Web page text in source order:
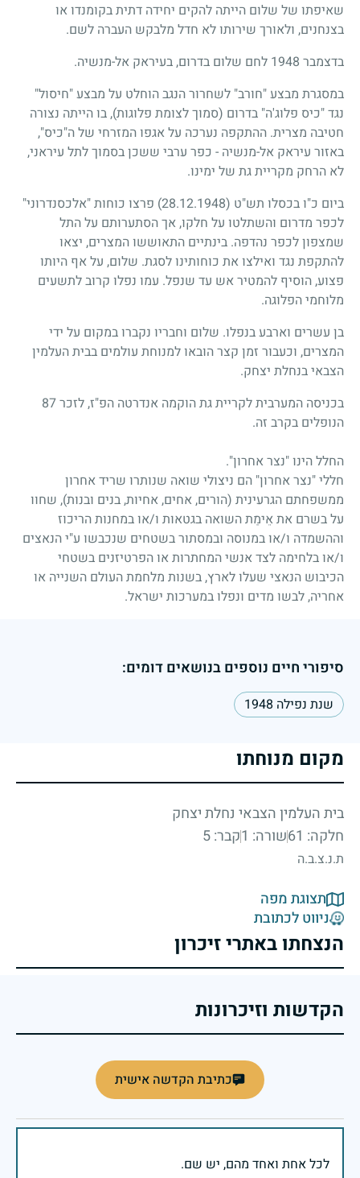
שאיפתו של שלום הייתה להקים יחידה דתית בקומנדו או
בצנחנים, ולאורך שירותו לא חדל מלבקש העברה לשם.
בדצמבר 1948 לחם שלום בדרום, בעיראק אל-מנשיה.
במסגרת מבצע "חורב" לשחרור הנגב הוחלט על מבצע "חיסול"
נגד "כיס פלוג'ה" בדרום (סמוך לצומת פלוגות), בו הייתה נצורה
חטיבה מצרית. ההתקפה נערכה על אגפו המזרחי של ה"כיס",
באזור עיראק אל-מנשיה - כפר ערבי ששכן בסמוך לתל עיראני,
לא הרחק מקריית גת של ימינו.
ביום כ"ו בכסלו תש"ט (28.12.1948)
פרצו כוחות "אלכסנדרוני"
לכפר מדרום והשתלטו על חלקו, אך הסתערותם על התל
שמצפון לכפר נהדפה. בינתיים התאוששו המצרים, יצאו
להתקפת נגד ואילצו את כוחותינו לסגת. שלום, על אף היותו
פצוע, הוסיף להמטיר אש עד שנפל. עמו נפלו קרוב לתשעים
מלוחמי הפלוגה.
בן עשרים וארבע בנפלו. שלום וחבריו נקברו במקום על ידי
המצרים, וכעבור זמן קצר הובאו למנוחת עולמים בבית העלמין
הצבאי בנחלת יצחק.
בכניסה המערבית לקריית גת הוקמה אנדרטה הפ"ז, לזכר 87
הנופלים בקרב זה.
החלל הינו "נצר אחרון".
חללי "נצר אחרון" הם ניצולי שואה שנותרו שריד אחרון
ממשפחתם הגרעינית (הורים, אחים, אחיות, בנים ובנות), שחוו
על בשרם את אֵימַת השואה בגטאות ו/או במחנות הריכוז
וההשמדה ו/או במנוסה ובמסתור בשטחים שנכבשו ע"י הנאצים
ו/או בלחימה לצד אנשי המחתרות או הפרטיזנים בשטחי
הכיבוש הנאצי שעלו לארץ, בשנות מלחמת העולם השנייה או
אחריה, לבשו מדים ונפלו במערכות ישראל.
סיפורי חיים נוספים בנושאים דומים:
שנת נפילה 1948
מקום מנוחתו
בית העלמין הצבאי נחלת יצחק
חלקה: 61
שורה: 1 קבר: 5
ת.נ.צ.ב.ה
תצוגת מפה
ניווט לכתובת
הנצחתו באתרי זיכרון
הקדשות וזיכרונות
כתיבת הקדשה אישית